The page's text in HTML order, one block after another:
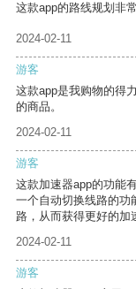
这款app的路线规划非
2024-02-11
游客
这款app是我购物的得
的商品。
2024-02-11
游客
这款加速器app的功能
一个自动切换线路的功
路，从而获得更好的加
2024-02-11
游客